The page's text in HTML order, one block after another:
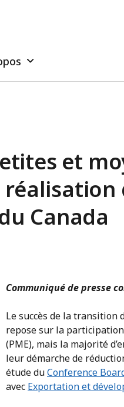
et
Canada
Communiqué de presse
Le succès de la transition
repose sur la
(PME), mais la majorité
leur démarche de
étude duConference
avec Exportation et